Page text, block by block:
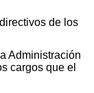
de los
Administración
cargos que el